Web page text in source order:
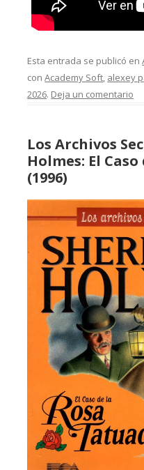
Esta entrada se publicó en
conAcademy Soft alexey
2026. Deja un comentario
Los Archivos
Holmes: El
(1996)